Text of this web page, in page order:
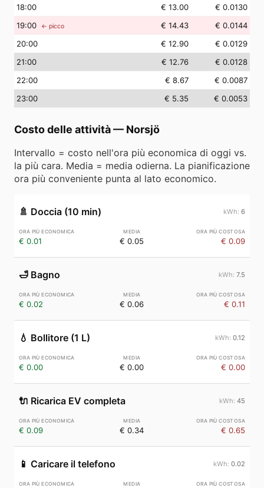
18:00 € 13.00
€ 0.0130
19:00 ← picco € 14.43
€ 0.0144
20:00 € 12.90
€ 0.0129
21:00 € 12.76
€ 0.0128
22:00 € 8.67
€ 0.0087
23:00 € 5.35 € 0.0053
Costo delle attività— Norsjö
Intervallo = costo nell'ora più economica di oggi vs.
la più cara. Media = media odierna. La pianificazione
ora più conveniente punta al lato economico.
🚿 Doccia (10 min) 6
€ 0.01 € 0.05 € 0.09
🛁 Bagno 7.5
€ 0.02 € 0.06 € 0.11
💧 Bollitore (1 L) 0.12
€ 0.00 € 0.00 € 0.00
🔌 Ricarica EV completa 45
€ 0.09 € 0.34 € 0.65
📱 Caricare il telefono 0.02